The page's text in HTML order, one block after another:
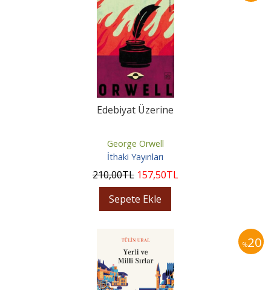
Edebiyat Üzerine
George Orwell
İthaki Yayınları
210,00TL 157,50TL
Sepete Ekle
%20